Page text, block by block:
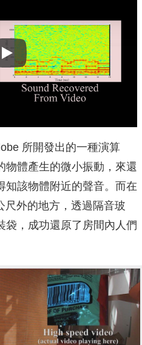
Play
所開發出的一種演算
物體產生的微小振動，來還
知該物體附近的聲音。而在
尺外的地方，透過隔音玻
袋，成功還原了房間內人們